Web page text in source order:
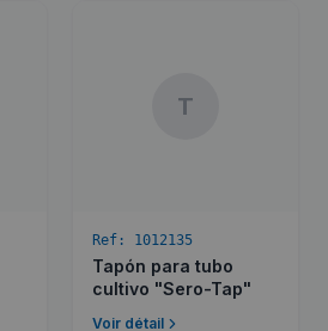
T
Ref: 1012135
Tapón para tubo
cultivo "Sero-Tap"
Voir détail